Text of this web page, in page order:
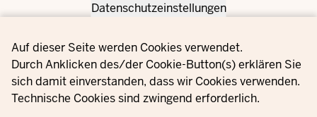
Privacy settings
Datenschutzeinstellungen
Auf dieser Seite werden Cookies verwendet.
Durch Anklicken des/der Cookie-Button(s) erklären Sie
sich damit einverstanden, dass wir Cookies verwenden.
Technische Cookies sind zwingend erforderlich.